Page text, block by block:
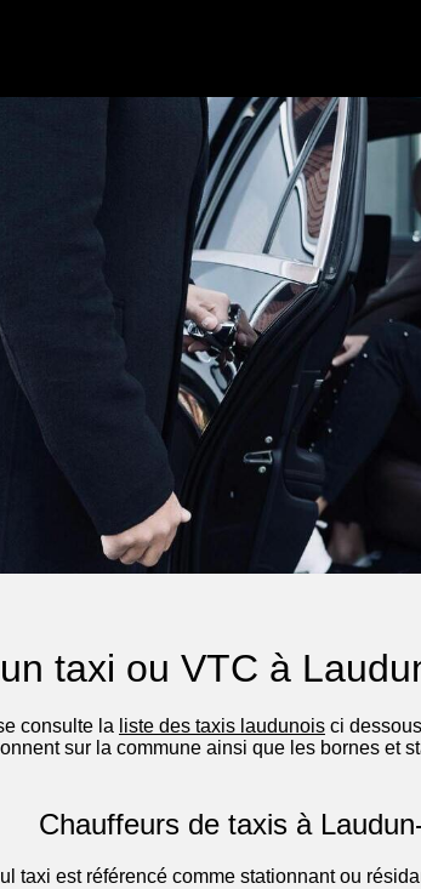
taxi ou VTC à
consulte la liste des taxis laudunoisci
sur la commune ainsi que les bornes et
Chauffeurs de taxis à
taxi est référencé comme stationnant ou